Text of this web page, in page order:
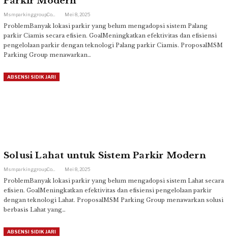
Msmparkinggroup.com Mei 8, 2025
ProblemBanyak lokasi parkir yang belum mengadopsi sistem Palang
parkir Ciamis secara efisien. GoalMeningkatkan efektivitas dan efisiensi
pengelolaan parkir dengan teknologi Palang parkir Ciamis. ProposalMSM
Parking Group menawarkan…
ABSENSI SIDIK JARI
Solusi Lahat untuk Sistem Parkir Modern
Mei 8, 2025
ProblemBanyak lokasi parkir yang belum mengadopsi sistem Lahat secara
efisien. GoalMeningkatkan efektivitas dan efisiensi pengelolaan parkir
dengan teknologi Lahat. ProposalMSM Parking Group menawarkan solusi
berbasis Lahat yang…
ABSENSI SIDIK JARI